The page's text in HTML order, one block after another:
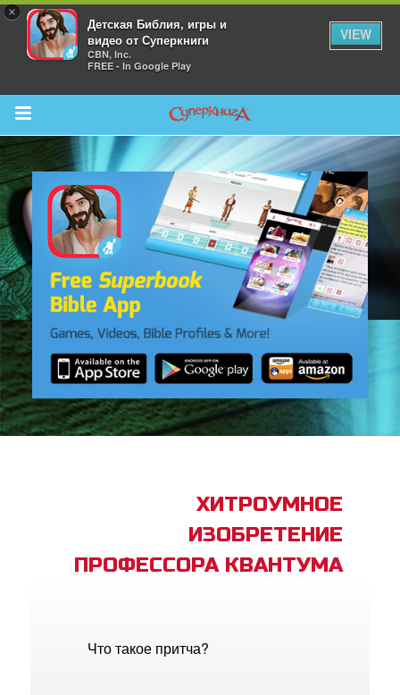
×
Детская Библия, игры и
видео от Суперкниги
CBN, Inc.
FREE - In Google Play
VIEW
Return to Content
Bible App
ХИТРОУМНОЕ
ИЗОБРЕТЕНИЕ
ПРОФЕССОРА КВАНТУМА
Что такое притча?